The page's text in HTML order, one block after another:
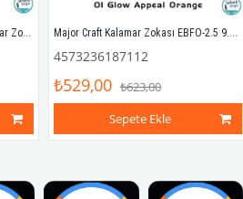
Yozuri Squid Jig Ultra Cloth Kalamar Zokası A331 M 9.0cm CL9 Major Craft Kalamar Zokası EBFO-2.5 9.5gr #01 Glow Appeal Orange
4573236187112
₺529,00 ₺623,00
Sepete Ekle